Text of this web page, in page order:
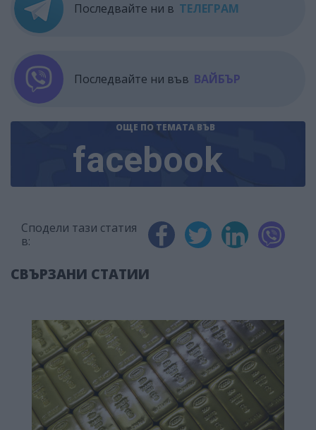
Последвайте ни в ТЕЛЕГРАМ
Последвайте ни във ВАЙБЪР
ОЩЕ ПО ТЕМАТА ВЪВ
facebook
Сподели тази статия
в:
СВЪРЗАНИ СТАТИИ